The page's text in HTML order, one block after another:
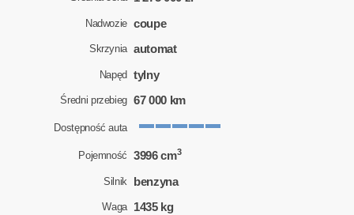
Nadwozie coupe
Skrzynia automat
Napęd tylny
Średni przebieg 67 000 km
Dostępność auta
Pojemność 3996 cm3
Silnik benzyna
Waga 1435 kg